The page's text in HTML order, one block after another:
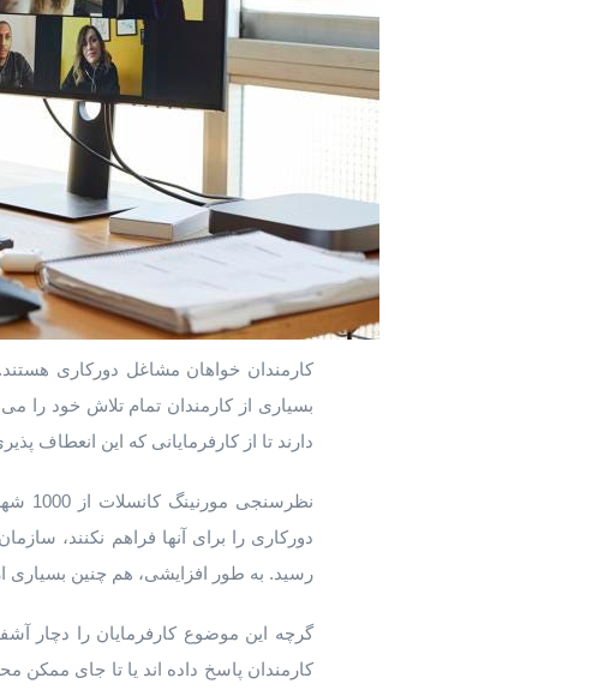
کارمندان خواهان مشاغل دورکاری
بسیاری از کارمندان تمام تلاش خود را
دارند تا از کارفرمایانی که این انعطاف
رسید. به طور افزایشی، هم چنین بسیاری
گرچه این موضوع کارفرمایان را دچار
کارمندان پاسخ داده اند یا تا جای